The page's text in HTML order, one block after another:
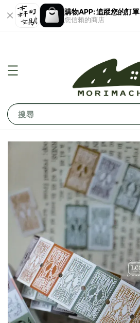
購物APP: 追蹤您的訂單
您信賴的商店
搜尋